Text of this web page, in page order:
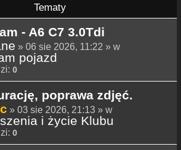
Tematy
- A6 C7 3.0Tdi
» 06 sie 2026, 11:22 » w
pojazd
0
poprawa zdjęć.
» 03 sie 2026, 21:13 » w
i życie Klubu
0